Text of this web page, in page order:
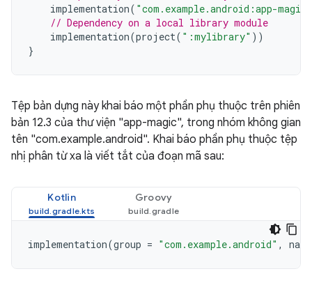
implementation( "com.example.android:app-
// Dependency on a local library module
implementation(project( ":mylibrary" ))
}
Tệp bản dựng này khai báo một phần phụ thuộc trên phiên
bản 12.3 của thư viện "app-magic", trong nhóm không gian
tên "com.example.android". Khai báo phần phụ thuộc tệp
nhị phân từ xa là viết tắt của đoạn mã sau:
Kotlin Groovy
implementation(group = "com.example.android" , name